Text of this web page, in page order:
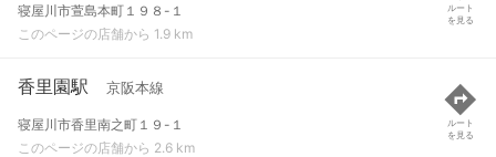
寝屋川市萱島本町１９８-１
このページの店舗から 1.9 km
ルート
を見る
香里園駅 京阪本線
寝屋川市香里南之町１９-１
このページの店舗から 2.6 km
ルート
を見る